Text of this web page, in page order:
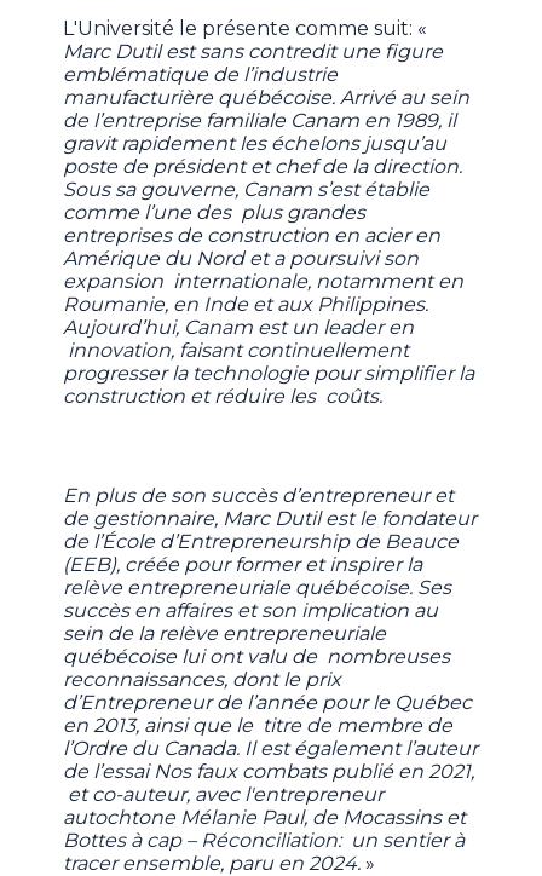
L'Université le présente comme suit: «
Marc Dutil est sans contredit une figure
emblématique de l’industrie
manufacturière québécoise. Arrivé au sein
de l’entreprise familiale Canam en 1989, il
gravit rapidement les échelons jusqu’au
poste de président et chef de la direction.
Sous sa gouverne, Canam s’est établie
comme l’une des plus grandes
entreprises de construction en acier en
Amérique du Nord et a poursuivi son
expansion internationale, notamment en
Roumanie, en Inde et aux Philippines.
Aujourd’hui, Canam est un leader en
innovation, faisant continuellement
progresser la technologie pour simplifier la
construction et réduire les coûts.
En plus de son succès d’entrepreneur et
de gestionnaire, Marc Dutil est le fondateur
de l’École d’Entrepreneurship de Beauce
(EEB), créée pour former et inspirer la
relève entrepreneuriale québécoise. Ses
succès en affaires et son implication au
sein de la relève entrepreneuriale
québécoise lui ont valu de nombreuses
reconnaissances, dont le prix
d’Entrepreneur de l’année pour le Québec
en 2013, ainsi que le titre de membre de
l’Ordre du Canada. Il est également l’auteur
de l’essai Nos faux combats publié en 2021,
et co-auteur, avec l'entrepreneur
autochtone Mélanie Paul, de Mocassins et
Bottes à cap – Réconciliation: un sentier à
tracer ensemble, paru en 2024. »